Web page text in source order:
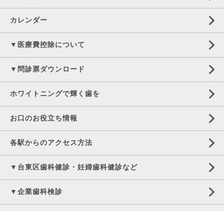
カレンダー
▼医療費控除について
▼問診票ダウンロード
ホワイトニングで輝く歯を
お口のお役立ち情報
各駅からのアクセス方法
▼台東区歯科健診・妊婦歯科健診など
▼企業歯科検診